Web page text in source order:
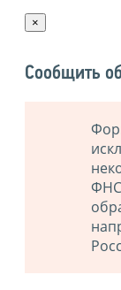
×
Сообщить
ФНС